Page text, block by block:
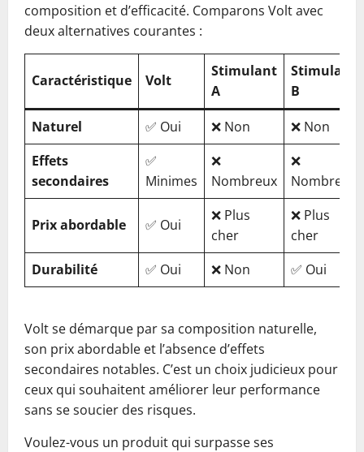
composition et d’efficacité. Comparons Volt avec
deux alternatives courantes :
Caractéristique Volt
Stimulant
A
Stimulant
B
Naturel
✅ Oui ❌ Non
❌ Non
Effets
secondaires
✅
Minimes
❌
Nombreux
❌
Nombreux
Prix abordable ✅ Oui
❌ Plus
cher
❌ Plus
cher
Durabilité
✅ Oui ❌ Non ✅ Oui
Volt se démarque par sa composition naturelle,
son prix abordable et l’absence d’effets
secondaires notables. C’est un choix judicieux pour
ceux qui souhaitent améliorer leur performance
sans se soucier des risques.
Voulez-vous un produit qui surpasse ses